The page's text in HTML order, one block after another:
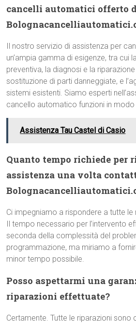
cancelli automatici offerto
Il nostro servizio di assistenza per
un’ampia gamma di esigenze, tra cui
preventiva, la diagnosi e la
sostituzione di parti danneggiate, e
sistemi esistenti. Siamo esperti
cancello automatico funzioni in
Assistenza Tau Castel di Casio
Quanto tempo richiede per
assistenza una volta
Ci impegniamo a rispondere a tutte
Il tempo necessario per l’intervento
seconda della complessità del
programmazione, ma miriamo a
minor tempo possibile.
Posso aspettarmi una
riparazioni effettuate?
Certamente. Tutte le riparazioni sono